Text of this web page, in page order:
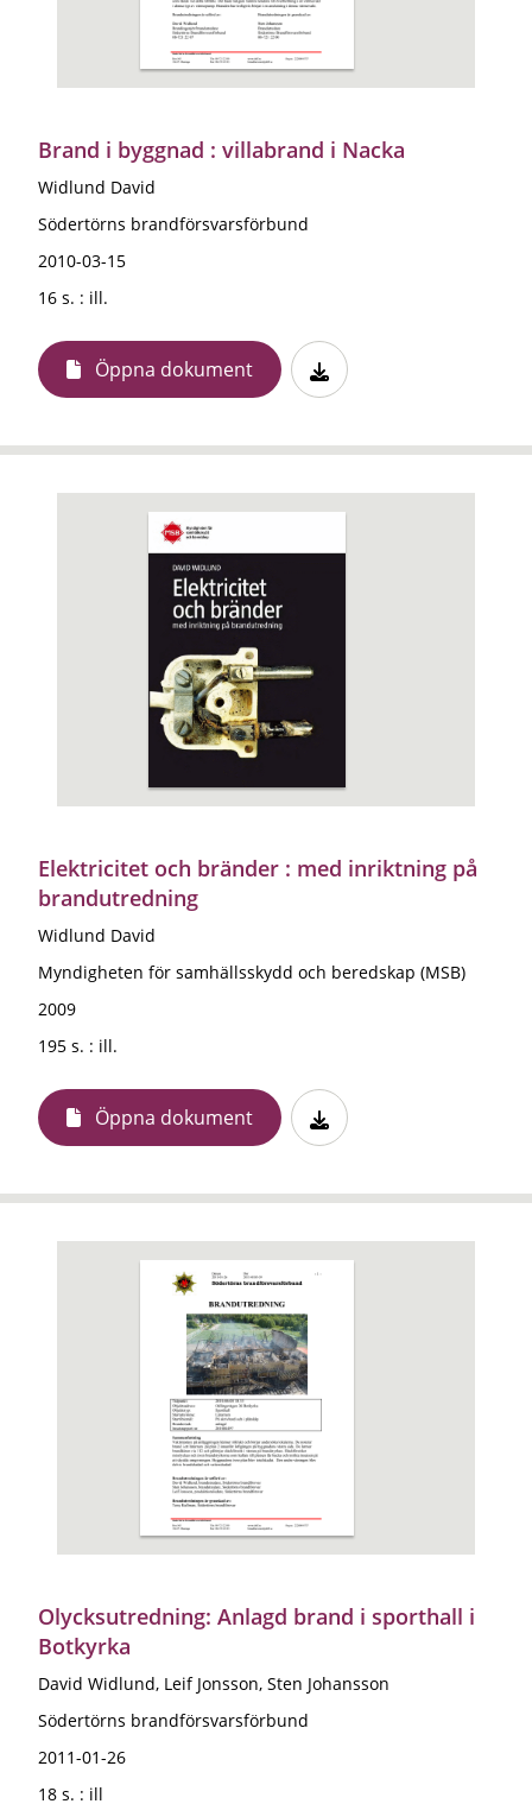
Brand i byggnad : villabrand i Nacka
Widlund David
Södertörns brandförsvarsförbund
2010-03-15
16 s. : ill.
Öppna dokument
Elektricitet och bränder : med inriktning på
brandutredning
Widlund David
Myndigheten för samhällsskydd och beredskap (MSB)
2009
195 s. : ill.
Öppna dokument
Olycksutredning: Anlagd brand i sporthall i
Botkyrka
David Widlund, Leif Jonsson, Sten Johansson
Södertörns brandförsvarsförbund
2011-01-26
18 s. : ill